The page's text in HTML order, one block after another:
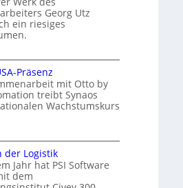
Georg Utz
ein riesiges
Präsenz
mit Otto by
treibt Synaos
Wachstumskurs
der Logistik
Jahr hat PSI Software
dem